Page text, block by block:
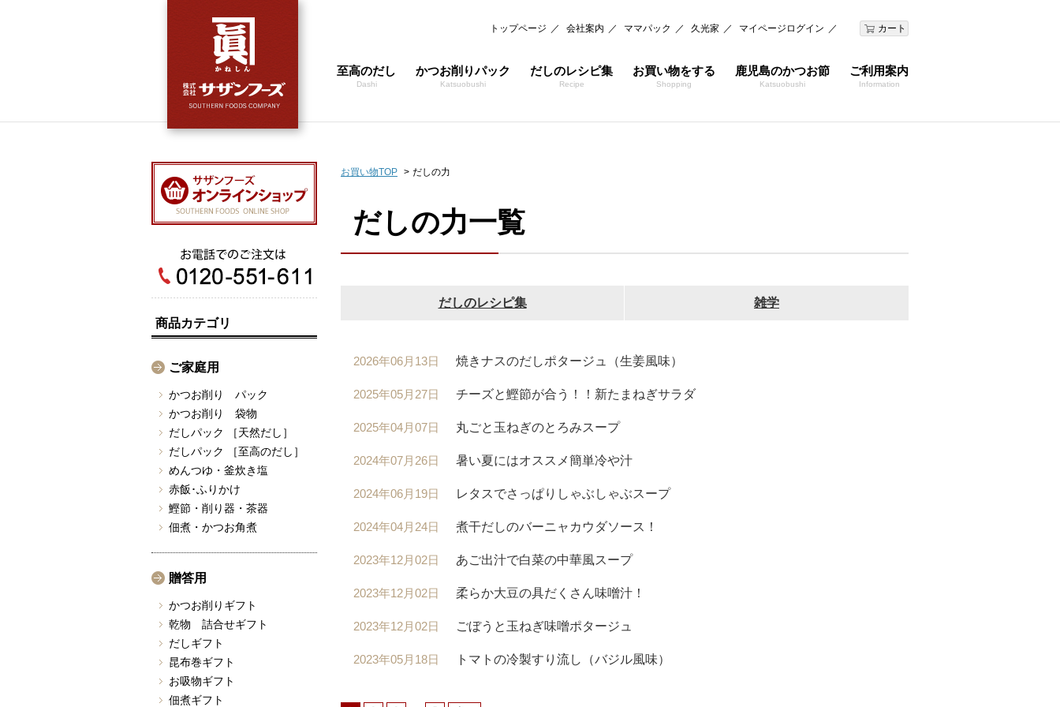
トップページ 会社案内 ママパック 久光家 マイページログイン カート
至高のだし
Dashi
かつお削りパック
Katsuobushi
だしのレシピ集
Recipe
お買い物をする
Shopping
鹿児島のかつお節
Katsuobushi
ご利用案内
Information
商品カテゴリ
ご家庭用
かつお削り パック
かつお削り 袋物
だしパック ［天然だし］
だしパック ［至高のだし］
めんつゆ・釜炊き塩
赤飯･ふりかけ
鰹節・削り器・茶器
佃煮・かつお角煮
贈答用
かつお削りギフト
乾物 詰合せギフト
だしギフト
昆布巻ギフト
お吸物ギフト
佃煮ギフト
お買い物TOP だしの力
だしの力一覧
だしのレシピ集 雑学
2026年06月13日 焼きナスのだしポタージュ（生姜風味）
2025年05月27日 チーズと鰹節が合う！！新たまねぎサラダ
2025年04月07日 丸ごと玉ねぎのとろみスープ
2024年07月26日 暑い夏にはオススメ簡単冷や汁
2024年06月19日 レタスでさっぱりしゃぶしゃぶスープ
2024年04月24日 煮干だしのバーニャカウダソース！
2023年12月02日 あご出汁で白菜の中華風スープ
2023年12月02日 柔らか大豆の具だくさん味噌汁！
2023年12月02日 ごぼうと玉ねぎ味噌ポタージュ
2023年05月18日 トマトの冷製すり流し（バジル風味）